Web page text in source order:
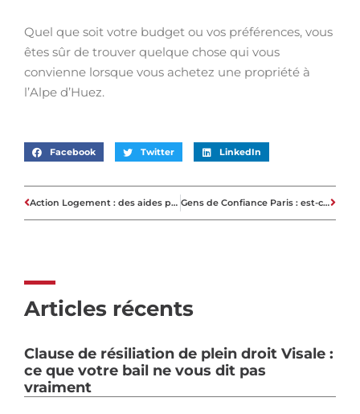
Quel que soit votre budget ou vos préférences, vous
êtes sûr de trouver quelque chose qui vous
convienne lorsque vous achetez une propriété à
l’Alpe d’Huez.
Facebook Twitter LinkedIn
Action Logement : des aides pour l’achat ou la location Gens de Confiance Paris : est-ce sûr ?
Articles récents
Clause de résiliation de plein droit Visale :
ce que votre bail ne vous dit pas
vraiment